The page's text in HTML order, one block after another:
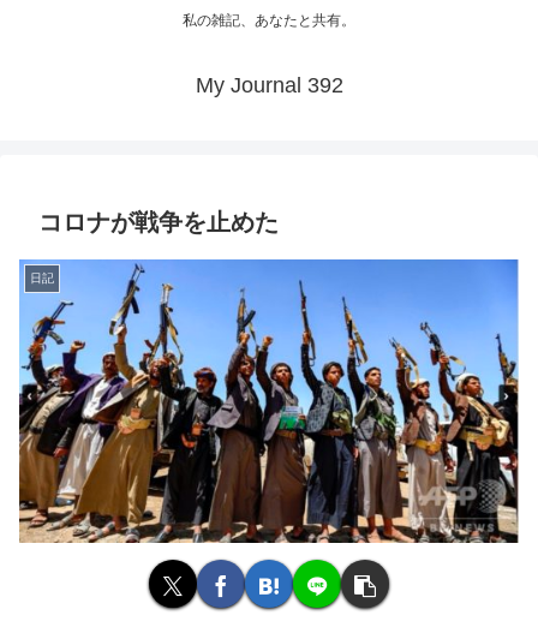
私の雑記、あなたと共有。
My Journal 392
コロナが戦争を止めた
日記